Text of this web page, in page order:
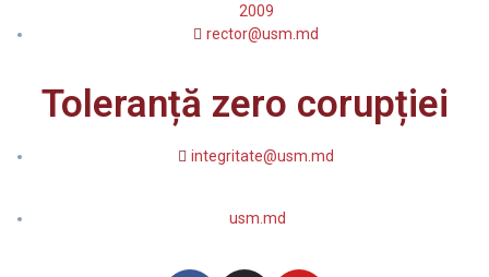
2009
rector@usm.md
Toleranță zero corupției
integritate@usm.md
usm.md